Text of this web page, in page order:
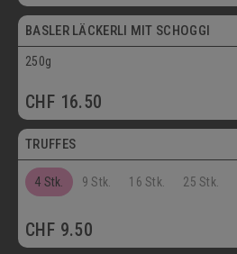
Vegetarisch
BASLER LÄCKERLI MIT SCHOGGI
250g
CHF 16.50
Vegetarisch
TRUFFES
4 Stk. 9 Stk. 16 Stk. 25 Stk.
CHF 9.50
Postversand